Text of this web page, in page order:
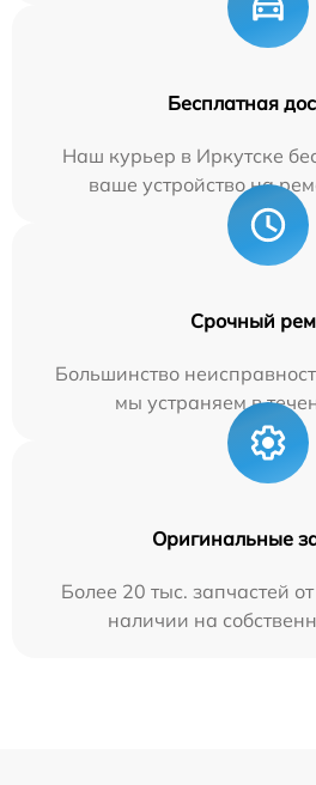
Бесплатная
Наш курьер в Иркутске
ваше устройство на
Срочный
Большинство
мы устраняем в
Оригинальные
Более 20 тыс. запчастей
наличии на